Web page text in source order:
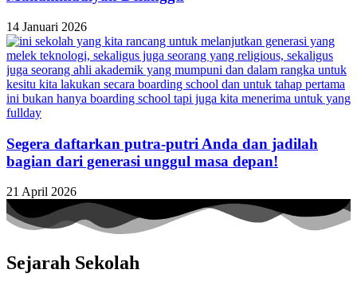
14 Januari 2026
Segera daftarkan putra-putri Anda dan jadilah
bagian dari generasi unggul masa depan!
21 April 2026
Sejarah Sekolah